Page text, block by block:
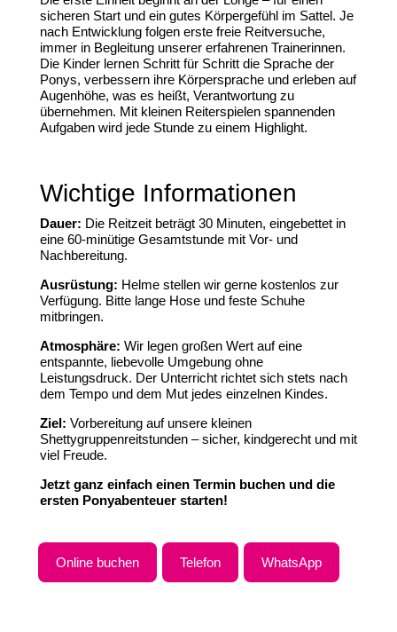
sicheren Start und ein gutes Körpergefühl im Sattel. Je
nach Entwicklung folgen erste freie Reitversuche,
immer in Begleitung unserer erfahrenen Trainerinnen.
Die Kinder lernen Schritt für Schritt die Sprache der
Ponys, verbessern ihre Körpersprache und erleben auf
Augenhöhe, was es heißt, Verantwortung zu
übernehmen. Mit kleinen Reiterspielen spannenden
Aufgaben wird jede Stunde zu einem Highlight.
Wichtige Informationen
Dauer: Die Reitzeit beträgt 30 Minuten, eingebettet in
eine 60-minütige Gesamtstunde mit Vor- und
Nachbereitung.
Ausrüstung: Helme stellen wir gerne kostenlos zur
Verfügung. Bitte lange Hose und feste Schuhe
mitbringen.
Atmosphäre: Wir legen großen Wert auf eine
entspannte, liebevolle Umgebung ohne
Leistungsdruck. Der Unterricht richtet sich stets nach
dem Tempo und dem Mut jedes einzelnen Kindes.
Ziel: Vorbereitung auf unsere kleinen
Shettygruppenreitstunden – sicher, kindgerecht und mit
viel Freude.
Jetzt ganz einfach einen Termin buchen und die
ersten Ponyabenteuer starten!
Online buchen Telefon WhatsApp